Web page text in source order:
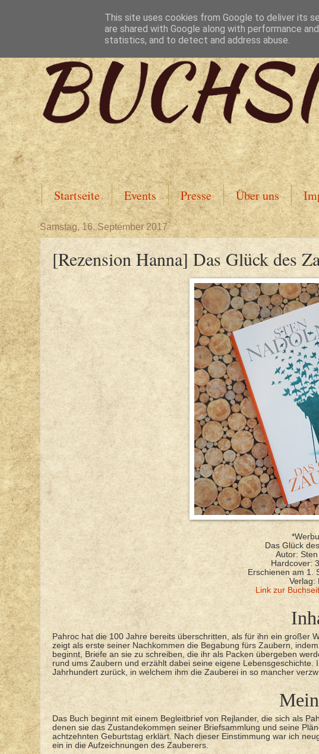
Startseite Events Presse Über uns
Samstag, 16. September 2017
[Rezension Hanna] Das Glück des
Das Glück
Autor:
Hardcover:
Erschienen am 1.
Verlag:
Link zur
Pahroc hat die 100 Jahre bereits überschritten, als für ihn ein großer
zeigt als erste seiner Nachkommen die Begabung fürs Zaubern,
beginnt, Briefe an sie zu schreiben, die ihr als Packen übergeben
rund ums Zaubern und erzählt dabei seine eigene
Jahrhundert zurück, in welchem ihm die Zauberei in so mancher
Das Buch beginnt mit einem Begleitbrief von Rejlander, die sich als
denen sie das Zustandekommen seiner Briefsammlung und seine
achtzehnten Geburtstag erklärt. Nach dieser Einstimmung war ich
ein in die Aufzeichnungen des Zauberers.
This site uses cookies from Google to deliver its
are shared with Google along with performance
statistics, and to detect and address abuse.